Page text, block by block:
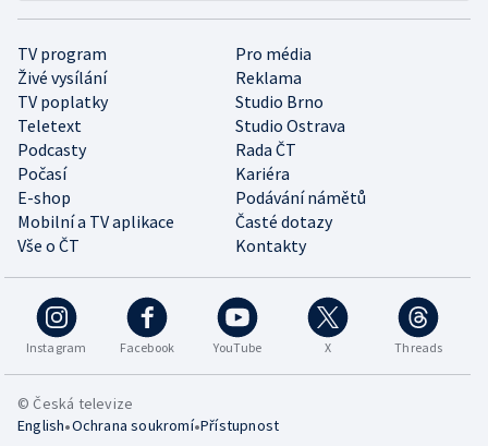
TV program
Pro média
Živé vysílání
Reklama
TV poplatky
Studio Brno
Teletext
Studio Ostrava
Podcasty
Rada ČT
Počasí
Kariéra
E-shop
Podávání námětů
Mobilní a TV aplikace
Časté dotazy
Vše o ČT
Kontakty
Instagram Facebook YouTube X Threads
© Česká televize
English•Ochrana soukromí•Přístupnost